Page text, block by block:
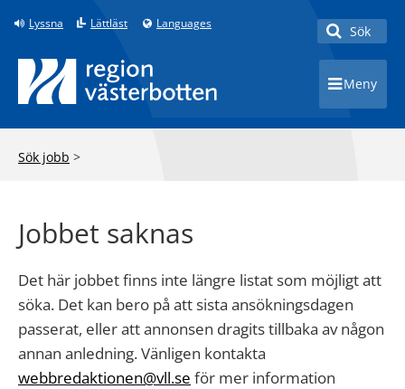
Lyssna Lättläst Languages
Toggle
Sök
Toggle
Meny
Sök jobb >
Jobbet saknas
Det här jobbet finns inte längre listat som möjligt att
söka. Det kan bero på att sista ansökningsdagen
passerat, eller att annonsen dragits tillbaka av någon
annan anledning. Vänligen kontakta
webbredaktionen@vll.se för mer information